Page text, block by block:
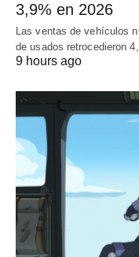
3,9% en 2026
Las ventas de vehículos
de usados retrocedieron
9 hours ago